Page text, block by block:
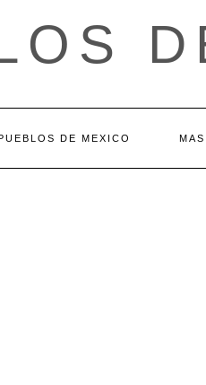
DE MEXICO